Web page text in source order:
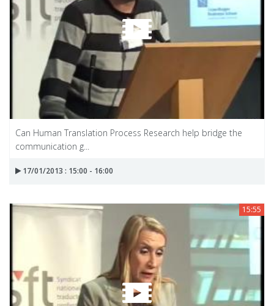
Can Human Translation Process Research help bridge the
communication g...
17/01/2013 : 15:00 - 16:00
15:55